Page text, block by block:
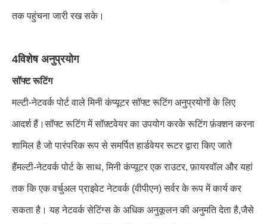
तक पहुंचना जारी रख सके।
4विशेष अनुप्रयोग
सॉफ्ट रूटिंग
मल्टी-नेटवर्क पोर्ट वाले मिनी कंप्यूटर सॉफ्ट रूटिंग अनुप्रयोगों के लिए
आदर्श हैं।सॉफ्ट रूटिंग में सॉफ़्टवेयर का उपयोग करके रूटिंग फ़ंक्शन करना
शामिल है जो पारंपरिक रूप से समर्पित हार्डवेयर रूटर द्वारा किए जाते
हैंमल्टी-नेटवर्क पोर्ट के साथ, मिनी कंप्यूटर एक राउटर, फ़ायरवॉल और यहां
तक कि एक वर्चुअल प्राइवेट नेटवर्क (वीपीएन) सर्वर के रूप में कार्य कर
सकता है। यह नेटवर्क सेटिंग्स के अधिक अनुकूलन की अनुमति देता है,जैसे